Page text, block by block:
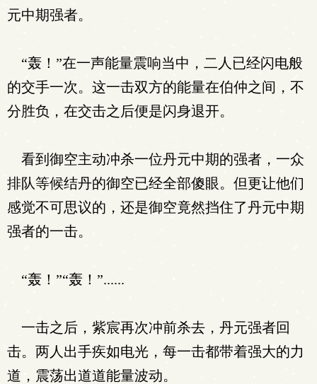
元中期强者。
“轰！”在一声能量震响当中，二人已经闪电般
的交手一次。这一击双方的能量在伯仲之间，不
分胜负，在交击之后便是闪身退开。
看到御空主动冲杀一位丹元中期的强者，一众
排队等候结丹的御空已经全部傻眼。但更让他们
感觉不可思议的，还是御空竟然挡住了丹元中期
强者的一击。
“轰！”“轰！”......
一击之后，紫宸再次冲前杀去，丹元强者回
击。两人出手疾如电光，每一击都带着强大的力
道，震荡出道道能量波动。